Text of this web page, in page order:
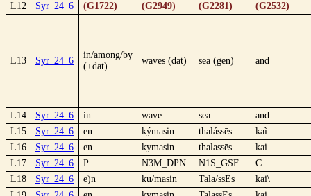
L12 Syr_24_6 (G1722) (G2949) (G2281) (G2532)
L13 Syr_24_6
in/among/by
(+dat)
waves (dat) sea (gen) and
L14 Syr_24_6 in wave sea
and
L15
Syr_24_6 en kýmasin thalássēs
kaì
L16
Syr_24_6 en kymasin thalassēs
kai
L17
Syr_24_6 P N3M_DPN N1S_GSF
C
L18
Syr_24_6 e)n ku/masin Tala/ssEs
kai\